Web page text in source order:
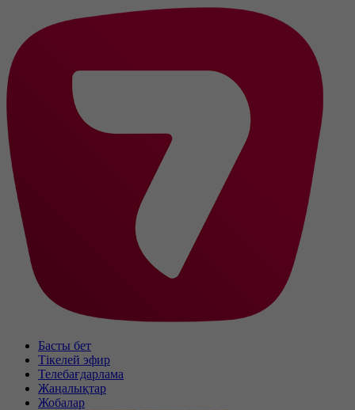
Басты бет
Тікелей эфир
Телебағдарлама
Жаңалықтар
Жобалар